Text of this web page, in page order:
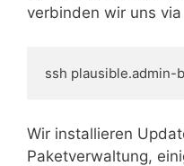
verbinden wir uns
ssh plausible.admin-
Wir installieren
Paketverwaltung,